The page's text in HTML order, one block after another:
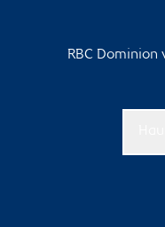
RBC